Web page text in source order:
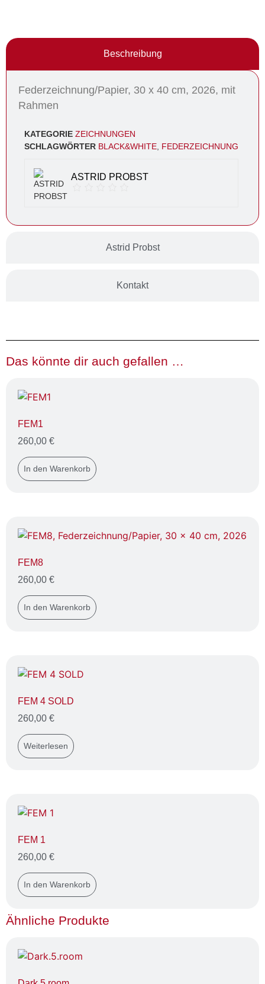
Beschreibung
Astrid Probst
Kontakt
Federzeichnung/Papier, 30 x 40 cm, 2026, mit
Rahmen
KATEGORIE ZEICHNUNGEN
SCHLAGWÖRTER BLACK&WHITE FEDERZEICHNUNG
ASTRID PROBST
Das könnte dir auch gefallen …
FEM1
260,00 €
In den Warenkorb
FEM8
260,00 €
In den Warenkorb
FEM 4 SOLD
260,00 €
Weiterlesen
FEM 1
260,00 €
In den Warenkorb
Ähnliche Produkte